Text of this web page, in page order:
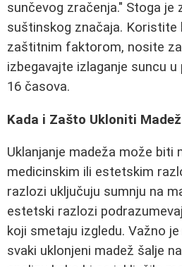
sunčevog zračenja." Stoga je
suštinskog značaja. Koristite
zaštitnim faktorom, nosite
izbegavajte izlaganje suncu
16 časova.
Kada i Zašto Ukloniti
Uklanjanje madeža može biti
medicinskim ili estetskim
razlozi uključuju sumnju na
estetski razlozi
koji smetaju izgledu. Važno
svaki uklonjeni madež šalje